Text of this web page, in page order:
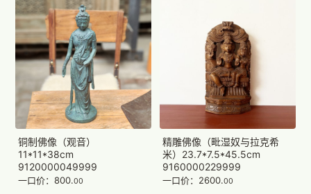
铜制佛像（观音）
11*11*38cm
9120000049999
一口价：800.00
精雕佛像（毗湿奴与拉克希
米）23.7*7.5*45.5cm
9160000229999
一口价：2600.00